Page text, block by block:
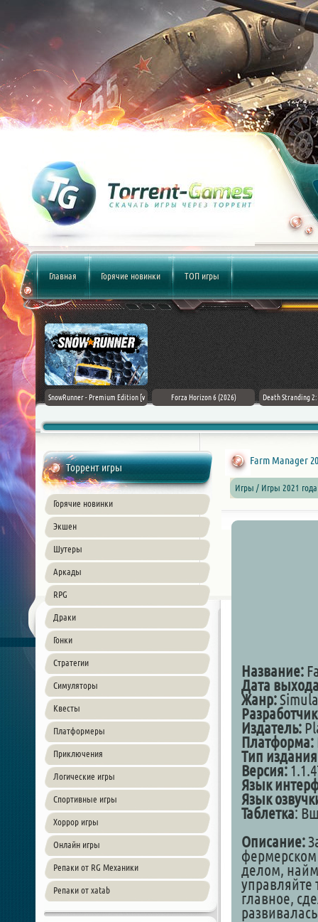
Главная Горячие новинки ТОП игры
Flag
PC
SnowRunner - Premium Edition [v
Forza Horizon 6 (2026) Death Stranding
Торрент игры
Горячие новинки
Экшен
Шутеры
Аркады
RPG
Драки
Гонки
Стратегии
Симуляторы
Квесты
Платформеры
Приключения
Логические игры
Спортивные игры
Хоррор игры
Онлайн игры
Репаки от RG Механики
Репаки от xatab
Farm Manager
Игры / Игры 2021
Название:
Дата
Жанр:
Издатель:
Платформа:
Тип
Версия:
Язык
Язык
Таблетка:
Описание:
фермерском
делом,
управляйте
главное,